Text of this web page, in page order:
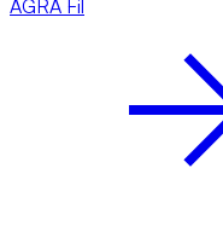
AGRA Fil